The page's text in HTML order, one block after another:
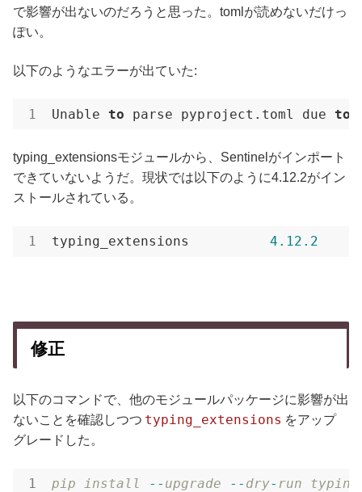
で影響が出ないのだろうと思った。tomlが読めないだけっ
ぽい。
以下のようなエラーが出ていた:
Unable to parse pyproject.toml due to
typing_extensionsモジュールから、Sentinelがインポート
できていないようだ。現状では以下のように4.12.2がイン
ストールされている。
typing_extensions 4.12 .2
修正
以下のコマンドで、他のモジュールパッケージに影響が出
ないことを確認しつつ typing_extensions をアップ
グレードした。
pip install - - upgrade - - dry- run typing